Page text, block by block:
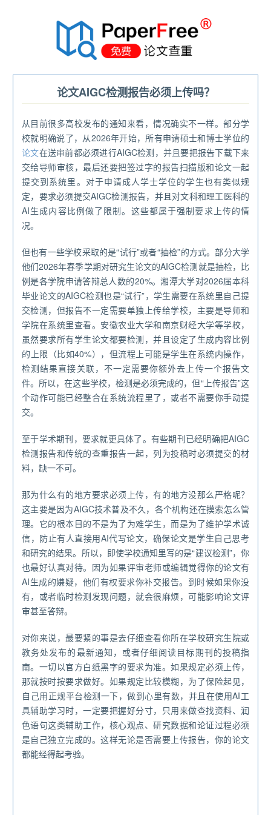
论文AIGC检测报告必须上传吗？
从目前很多高校发布的通知来看，情况确实不一样。部分学
校就明确说了，从2026年开始，所有申请硕士和博士学位的
论文在送审前都必须进行AIGC检测，并且要把报告下载下来
交给导师审核，最后还要把签过字的报告扫描版和论文一起
提交到系统里。对于申请成人学士学位的学生也有类似规
定，要求必须提交AIGC检测报告，并且对文科和理工医科的
AI生成内容比例做了限制。这些都属于强制要求上传的情
况。
但也有一些学校采取的是“试行”或者“抽检”的方式。部分大学
他们2026年春季学期对研究生论文的AIGC检测就是抽检，比
例是各学院申请答辩总人数的20%。湘潭大学对2026届本科
毕业论文的AIGC检测也是“试行”，学生需要在系统里自己提
交检测，但报告不一定需要单独上传给学校，主要是导师和
学院在系统里查看。安徽农业大学和南京财经大学等学校，
虽然要求所有学生论文都要检测，并且设定了生成内容比例
的上限（比如40%），但流程上可能是学生在系统内操作，
检测结果直接关联，不一定需要你额外去上传一个报告文
件。所以，在这些学校，检测是必须完成的，但“上传报告”这
个动作可能已经整合在系统流程里了，或者不需要你手动提
交。
至于学术期刊，要求就更具体了。有些期刊已经明确把AIGC
检测报告和传统的查重报告一起，列为投稿时必须提交的材
料，缺一不可。
那为什么有的地方要求必须上传，有的地方没那么严格呢？
这主要是因为AIGC技术普及不久，各个机构还在摸索怎么管
理。它的根本目的不是为了为难学生，而是为了维护学术诚
信，防止有人直接用AI代写论文，确保论文是学生自己思考
和研究的结果。所以，即使学校通知里写的是“建议检测”，你
也最好认真对待。因为如果评审老师或编辑觉得你的论文有
AI生成的嫌疑，他们有权要求你补交报告。到时候如果你没
有，或者临时检测发现问题，就会很麻烦，可能影响论文评
审甚至答辩。
对你来说，最要紧的事是去仔细查看你所在学校研究生院或
教务处发布的最新通知，或者仔细阅读目标期刊的投稿指
南。一切以官方白纸黑字的要求为准。如果规定必须上传，
那就按时按要求做好。如果规定比较模糊，为了保险起见，
自己用正规平台检测一下，做到心里有数，并且在使用AI工
具辅助学习时，一定要把握好分寸，只用来做查找资料、润
色语句这类辅助工作，核心观点、研究数据和论证过程必须
是自己独立完成的。这样无论是否需要上传报告，你的论文
都能经得起考验。